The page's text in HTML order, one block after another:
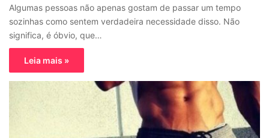
Algumas pessoas não apenas gostam de passar um tempo
sozinhas como sentem verdadeira necessidade disso. Não
significa, é óbvio, que…
Leia mais »